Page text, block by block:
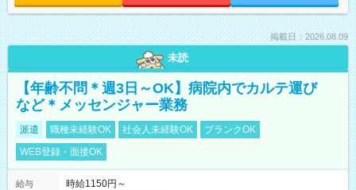
掲載日：2026.08.09
未読
【年齢不問＊週3日～OK】病院内でカルテ運び
など＊メッセンジャー業務
派遣 職種未経験OK 社会人未経験OK
ブランクOK
WEB登録・面接OK
給与
時給1150円～